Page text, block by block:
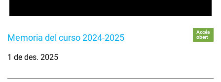
Memoria del curso 2024-2025
Accés
obert
1 de des. 2025